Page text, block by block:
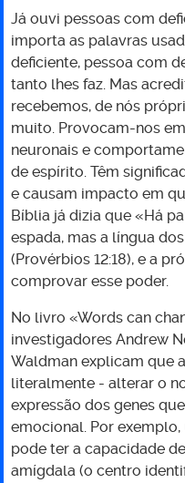
Já ouvi pessoas com
importa as palavras
deficiente, pessoa com
tanto lhes faz. Mas
recebemos, de nós
muito. Provocam-nos
neuronais e
de espírito. Têm
e causam impacto em
Bíblia já dizia que «Há
espada, mas a língua
(Provérbios 12:18), e a
comprovar esse poder.
No livro «Words can
investigadores Andrew
Waldman explicam que
literalmente - alterar o
expressão dos genes
emocional. Por
pode ter a capacidade
amígdala (o centro